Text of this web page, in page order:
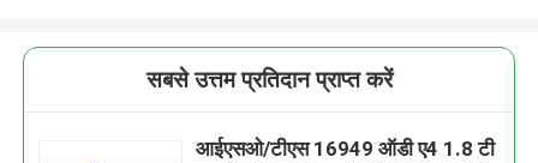
सबसे उत्तम प्रतिदान प्राप्त करें
आईएसओ/टीएस 16949 ऑडी ए4 1.8 टी